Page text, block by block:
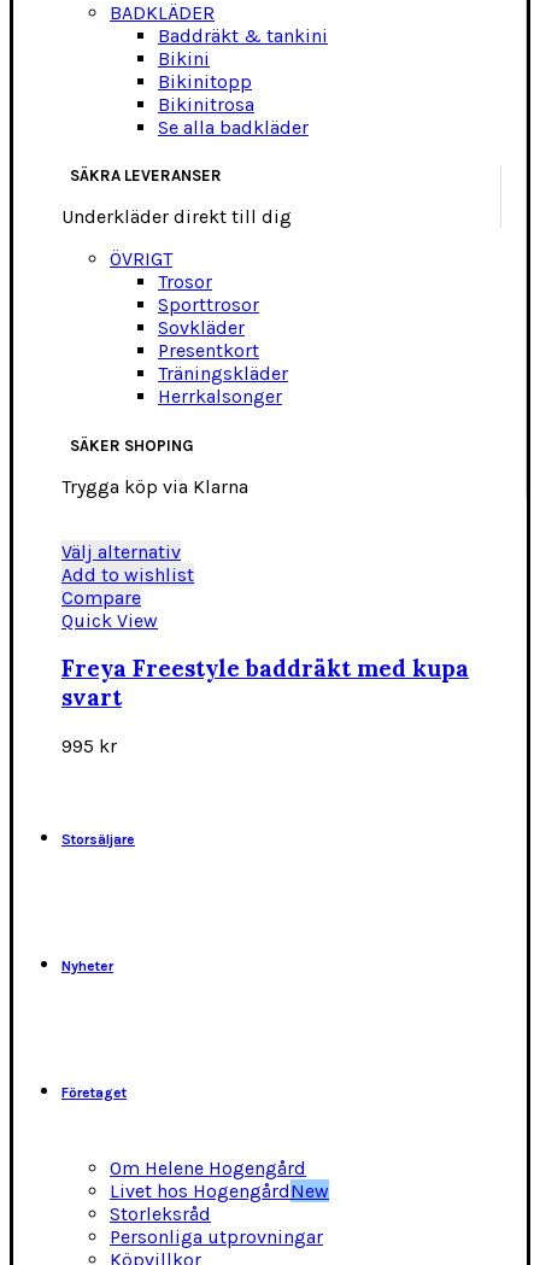
BADKLÄDER
Baddräkt & tankini
Bikini
Bikinitopp
Bikinitrosa
Se alla badkläder
SÄKRA LEVERANSER
Underkläder direkt till dig
ÖVRIGT
Trosor
Sporttrosor
Sovkläder
Presentkort
Träningskläder
Herrkalsonger
SÄKER SHOPING
Trygga köp via Klarna
Välj alternativDen
här
varianter.
Add to wishlist
Compare
Quick View
Freya Freestyle baddräkt med kupa
svart
995 kr
Storsäljare
Nyheter
Företaget
Om Helene Hogengård
Livet hos HogengårdNew
Storleksråd
Personliga utprovningar
Köpvillkor